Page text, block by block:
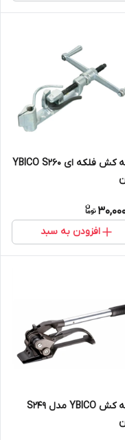
تسمه کش فلکه ای YBICO S260
افزودن به سبد
تسمه کش YBICO مدل S249